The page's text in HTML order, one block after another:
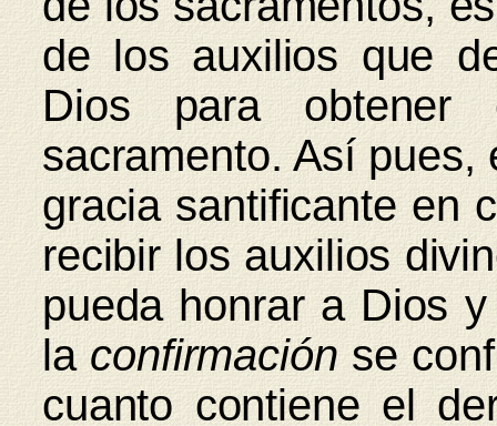
de los auxilios que
Dios para
sacramento. Así
gracia santificante en
recibir los auxilios
pueda honrar a Dios
laconfirmación se
cuanto contiene el